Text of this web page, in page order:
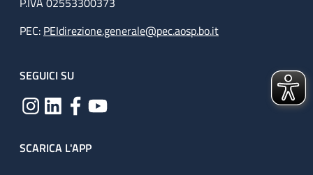
PEC: PEIdirezione.generale@pec.aosp.bo.it
SEGUICI SU
SCARICA L'APP